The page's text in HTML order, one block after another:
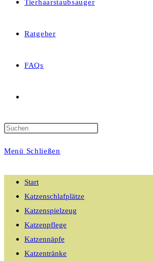
Tierhaarstaubsauger
Ratgeber
FAQs
Suche
Menü Schließen
Start
Katzenschlafplätze
Katzenspielzeug
Katzenpflege
Katzennäpfe
Katzentränke